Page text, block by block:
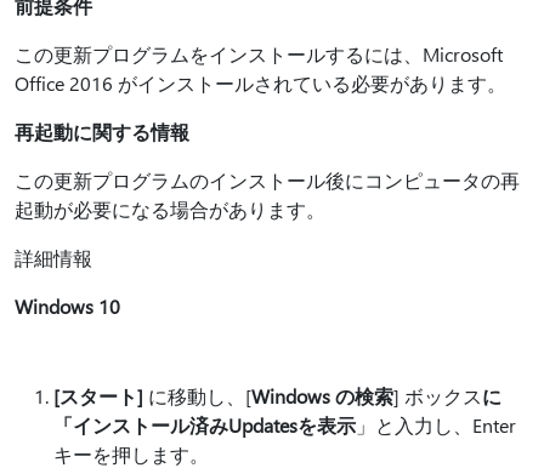
前提条件
この更新プログラムをインストールするには、Microsoft
Office 2016 がインストールされている必要があります。
再起動に関する情報
この更新プログラムのインストール後にコンピュータの再
起動が必要になる場合があります。
詳細情報
Windows 10
[スタート] に移動し、[Windows の検索] ボックスに
「インストール済みUpdatesを表示 」と入力し、Enter
キーを押します。